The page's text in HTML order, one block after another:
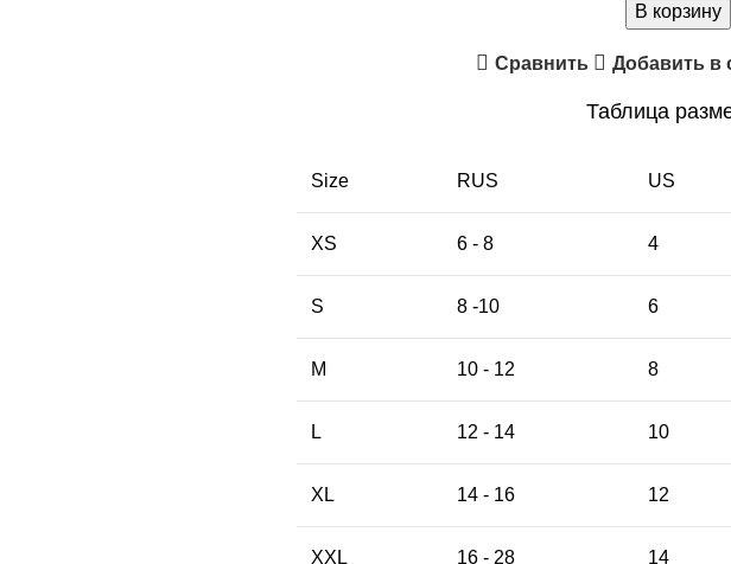
В корзину
Сравнить Добавить в
Таблица
Size RUS US
XS 6 - 8 4
S 8 -10 6
M 10 - 12 8
L 12 - 14 10
XL 14 - 16 12
XXL 16 - 28 14